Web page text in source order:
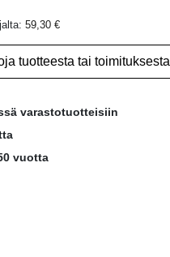
59,30 €
tuotteesta tai toimituksesta
varastotuotteisiin
vuotta